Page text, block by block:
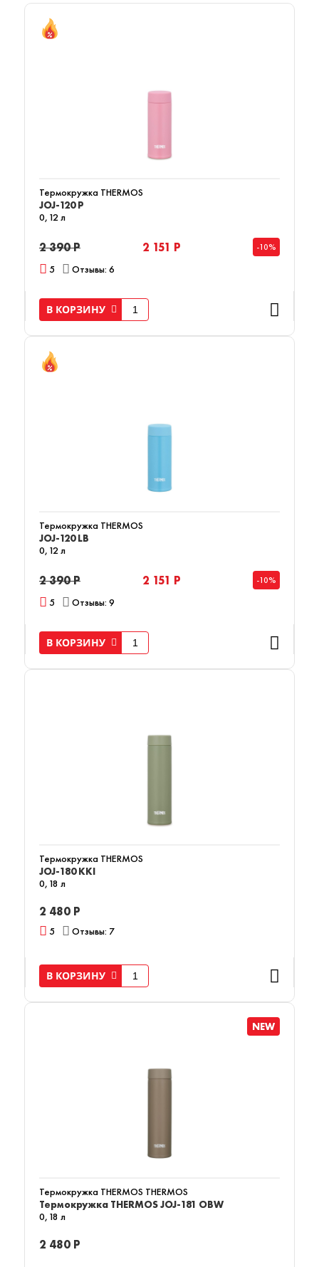
Термокружка THERMOS
JOJ-120 P
0,12 л
2 390 Р 2 151 Р -10%
5 Отзывы: 6
В КОРЗИНУ
Термокружка THERMOS
JOJ-120 LB
0,12 л
2 390 Р 2 151 Р -10%
5 Отзывы: 9
В КОРЗИНУ
Термокружка THERMOS
JOJ-180 KKI
0,18 л
2 480 Р
5 Отзывы: 7
В КОРЗИНУ
NEW
Термокружка THERMOS THERMOS
Термокружка THERMOS JOJ-181 OBW
0,18 л
2 480 Р